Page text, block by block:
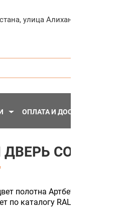
,улица Алихана
ОПЛАТА И ДОСТАВКА
COLOR 2
полотна Артбетон серый)
по каталогу RAL.